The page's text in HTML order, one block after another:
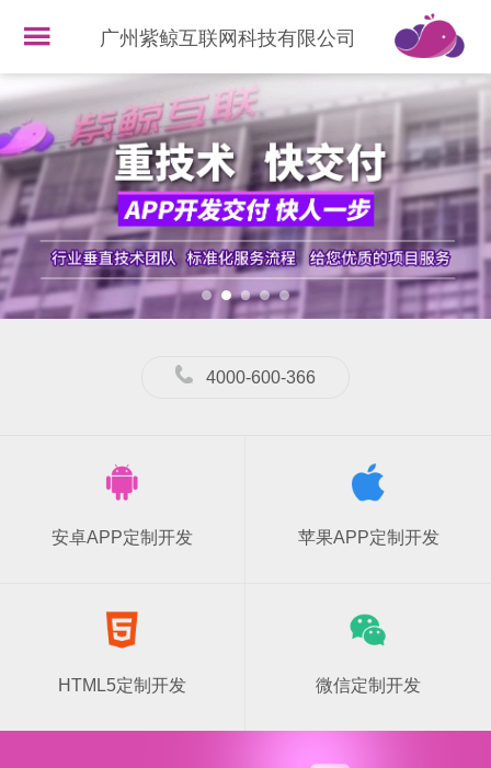
广州紫鲸互联网科技有限公司
4000-600-366
安卓APP定制开发 苹果APP定制开发
HTML5定制开发 微信定制开发